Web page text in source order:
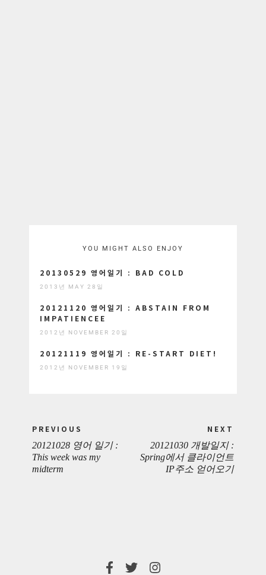
YOU MIGHT ALSO ENJOY
20130529 영어일기 : BAD COLD
2013년 MAY 28일
20121120 영어일기 : ABSTAIN FROM
IMPATIENCEE
2012년 NOVEMBER 20일
20121119 영어일기 : RE-START DIET!
2012년 NOVEMBER 19일
navigation
PREVIOUS
PREVIOUS
POST:
20121028 영어 일기 :
This week was my
midterm
NEXT
POST:
20121030 개발일지 :
Spring에서 클라이언트
IP주소 얻어오기